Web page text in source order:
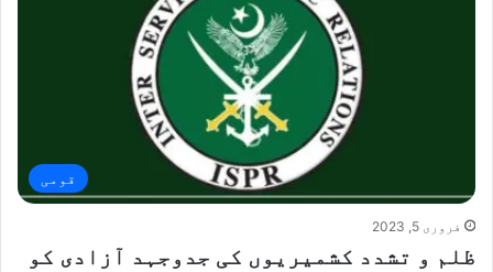
قومی
فروری 5, 2023
ظلم و تشدد کشمیریوں کی جدوجہد آزادی کو